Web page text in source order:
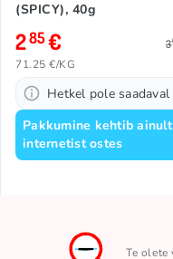
Pakkumine kehtib ainult
internetist ostes
(SPICY), 40g
285€ 3
71.25 €/KG
Hetkel pole saadaval
Te olete